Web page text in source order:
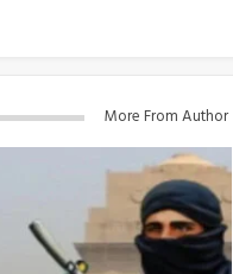
More From Author